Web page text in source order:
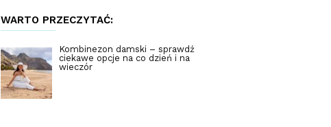
WARTO PRZECZYTAĆ:
Kombinezon damski – sprawdź
ciekawe opcje na co dzień i na
wieczór